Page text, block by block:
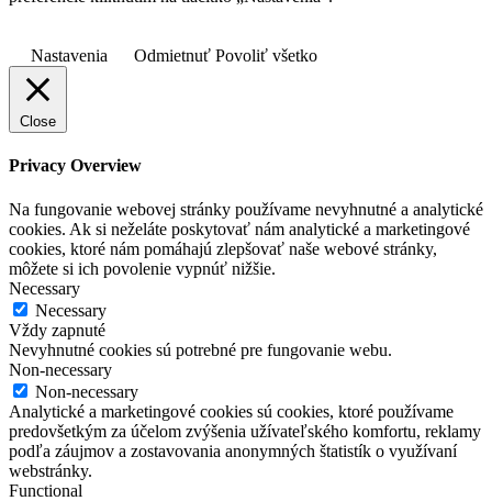
Nastavenia Odmietnuť Povoliť všetko
Close
Privacy Overview
Na fungovanie webovej stránky používame nevyhnutné a analytické
cookies. Ak si neželáte poskytovať nám analytické a marketingové
cookies, ktoré nám pomáhajú zlepšovať naše webové stránky,
môžete si ich povolenie vypnúť nižšie.
Necessary
Necessary
Vždy zapnuté
Nevyhnutné cookies sú potrebné pre fungovanie webu.
Non-necessary
Non-necessary
Analytické a marketingové cookies sú cookies, ktoré používame
predovšetkým za účelom zvýšenia užívateľského komfortu, reklamy
podľa záujmov a zostavovania anonymných štatistík o využívaní
webstránky.
Functional